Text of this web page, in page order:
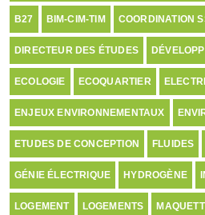
B27 BIM-CIM-TIM COORDINATION
DIRECTEUR DES ÉTUDES
ECOLOGIE ECOQUARTIER
ENJEUX ENVIRONNEMENTAUX
ETUDES DE CONCEPTION FLUIDES
GÉNIE ÉLECTRIQUE HYDROGÈNE
LOGEMENT LOGEMENTS